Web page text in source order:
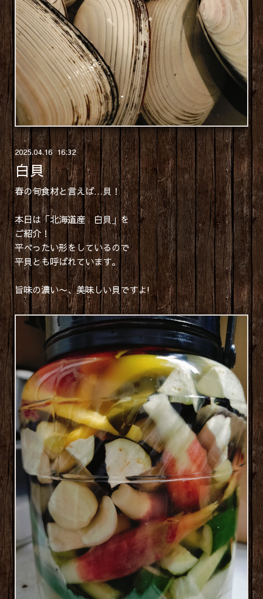
2025.04.16 16:32
白貝
春の旬食材と言えば…貝！
本日は「北海道産 白貝」を
ご紹介！
平べったい形をしているので
平貝とも呼ばれています。
旨味の濃い〜、美味しい貝ですよ!